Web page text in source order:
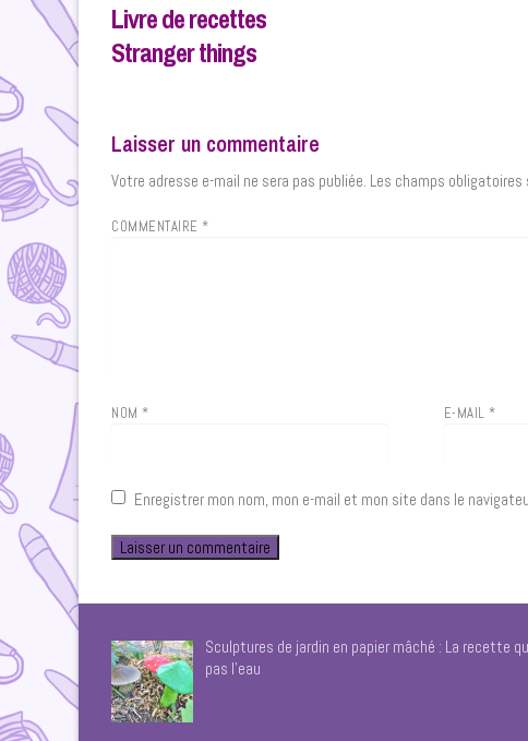
Livre de recettes
Stranger things
Laisser un commentaire
Votre adresse e-mail ne sera pas publiée. Les champs
COMMENTAIRE *
NOM * E-MAIL *
Enregistrer mon nom, mon e-mail et mon site dans le
Sculptures de jardin en papier mâché : La recette
pas l’eau